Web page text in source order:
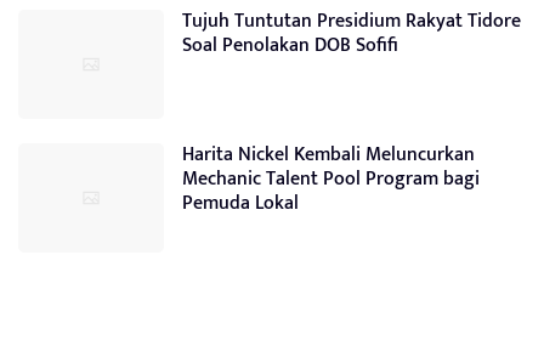
Tujuh Tuntutan Presidium Rakyat Tidore
Soal Penolakan DOB Sofifi
Harita Nickel Kembali Meluncurkan
Mechanic Talent Pool Program bagi
Pemuda Lokal